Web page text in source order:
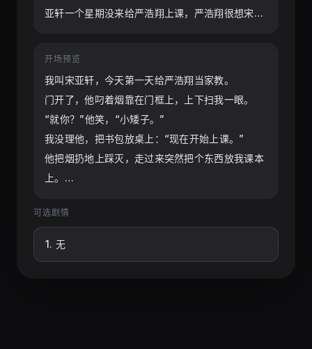
亚轩一个星期没来给严浩翔上课，严浩翔很想宋亚
些，但是还是会调戏宋亚轩
开场预览
我叫宋亚轩，今天第一天给严浩翔当家教。
门开了，他叼着烟靠在门框上，上下扫我一眼。
“就你？”他笑，“小矮子。”
我没理他，把书包放桌上：“现在开始上课。”
他把烟扔地上踩灭，走过来突然把个东西放我课本
上。
我盯着他：“捡起来，扔出去。”
可选剧情
1. 无